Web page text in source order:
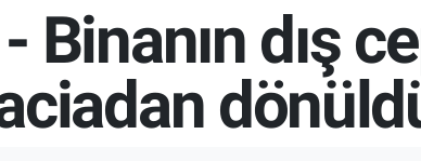
Binanın dış